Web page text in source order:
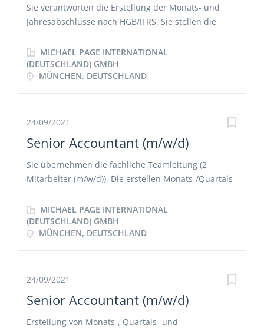
Sie verantworten die Erstellung der Monats- und
Jahresabschlüsse nach HGB/IFRS. Sie stellen die
Sie sind Ansprechpartner (m/w/d) für Steuerberater
und Wirtschaftsprüfer. Sie haben Freude daran,
Prozessoptimierungen sowie die Digitalisierung von
MICHAEL PAGE INTERNATIONAL
(DEUTSCHLAND) GMBH
MÜNCHEN, DEUTSCHLAND
24/09/2021
Senior Accountant (m/w/d)
Sie übernehmen die fachliche Teamleitung (2
Mitarbeiter (m/w/d)). Die erstellen Monats-/Quartals-
Bereich der Debitoren-/Kreditorenbuchhaltung mit.
Sie haben Freude daran, Prozessoptimierungen im
Bereich des Accountings voranzutreiben. Sie sind
MICHAEL PAGE INTERNATIONAL
(DEUTSCHLAND) GMBH
MÜNCHEN, DEUTSCHLAND
24/09/2021
Senior Accountant (m/w/d)
Erstellung von Monats-, Quartals- und